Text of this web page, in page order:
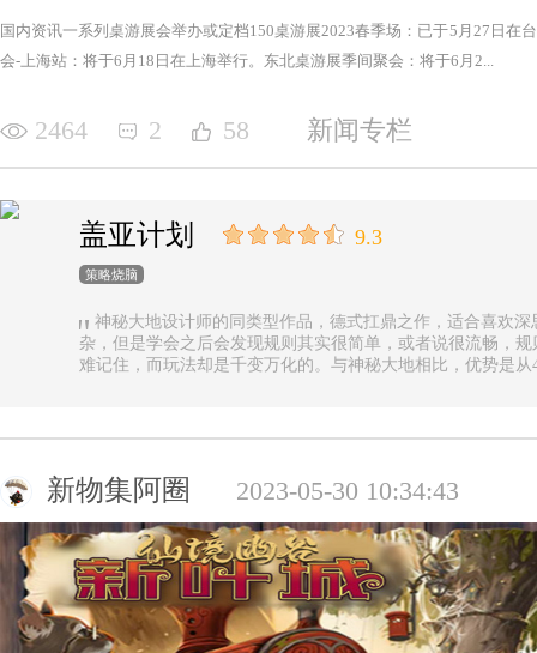
国内资讯一系列桌游展会举办或定档150桌游展2023春季场：已于5月27日在
会-上海站：将于6月18日在上海举行。东北桌游展季间聚会：将于6月2...
2464 2 58 新闻专栏
盖亚计划 9.3
策略烧脑
神秘大地设计师的同类型作品，德式扛鼎之作，适合喜欢
杂，但是学会之后会发现规则其实很简单，或者说很流畅，
难记住，而玩法却是千变万化的。与神秘大地相比，优势是
新物集阿圈 2023-05-30 10:34:43